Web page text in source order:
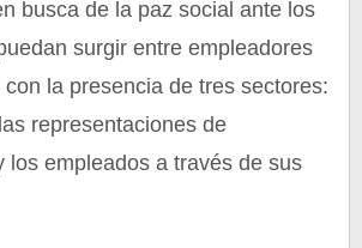
busca de la paz social ante los
surgir entre empleadores
la presencia de tres sectores:
representaciones de
los empleados a través de sus